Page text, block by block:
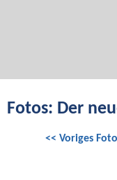
Fotos: Der
<< Voriges Foto